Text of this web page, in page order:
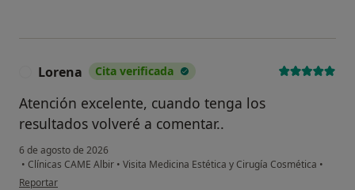
Lorena Cita verificada
Atención excelente, cuando tenga los
resultados volveré a comentar..
6 de agosto de 2026
• Clínicas CAME Albir • Visita Medicina Estética y Cirugía Cosmética •
en opinión del usuario Lorena
Reportar